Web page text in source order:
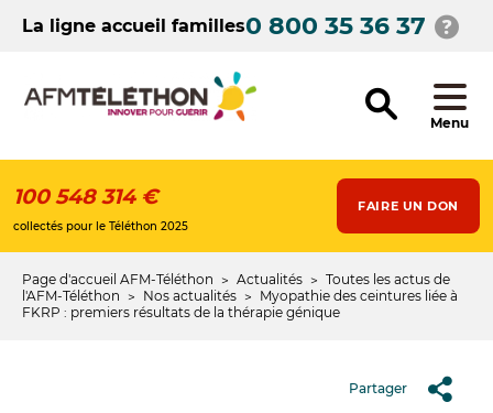
contenuLa ligne accueil familles0 800 35 36 37
Menu
100 548 314 €
collectés pour le Téléthon 2025
FAIRE UN DON
Fil
d'Ariane
Page d'accueil AFM-Téléthon Actualités
Toutes les actus de
l'AFM-Téléthon
Nos actualités
Myopathie des ceintures liée à
FKRP : premiers résultats de la thérapie génique
Partager